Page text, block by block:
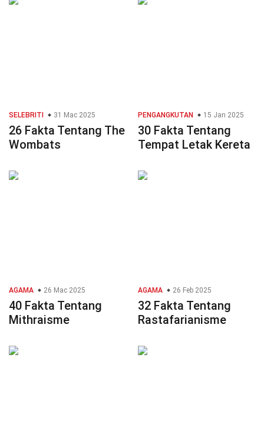
SELEBRITI 31 Mac 2025
26 Fakta Tentang The
Wombats
PENGANGKUTAN 15 Jan 2025
30 Fakta Tentang
Tempat Letak Kereta
AGAMA 26 Mac 2025
40 Fakta Tentang
Mithraisme
AGAMA 26 Feb 2025
32 Fakta Tentang
Rastafarianisme